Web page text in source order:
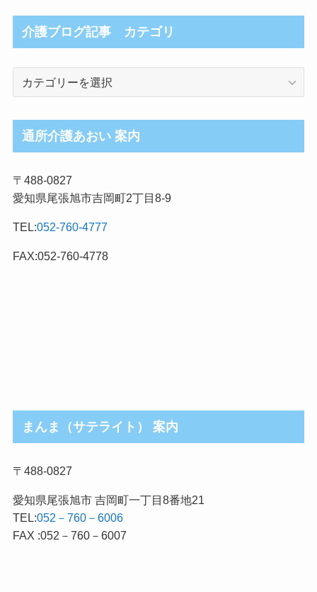
介護ブログ記事 カテゴリ
ロ
グ
事
カ
ゴ
リ
通所介護あおい 案内
〒488-0827
愛知県尾張旭市吉岡町2丁目8-9
TEL:052-760-4777
FAX:052-760-4778
まんま（サテライト） 案内
〒488-0827
愛知県尾張旭市 吉岡町一丁目8番地21
TEL:052－760－6006
FAX :052－760－6007